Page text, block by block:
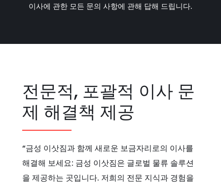
이사에 관한 모든 문의 사항에 관해 답해 드립니다.
전문적, 포괄적 이사 문
제 해결책 제공
“금성 이삿짐과 함께 새로운 보금자리로의 이사를
해결해 보세요: 금성 이삿짐은 글로벌 물류 솔루션
을 제공하는 곳입니다. 저희의 전문 지식과 경험을